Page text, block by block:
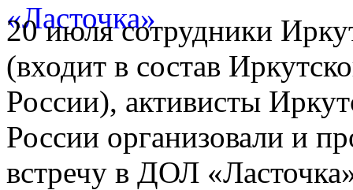
20 июля сотрудники
(входит в состав
России), активисты
России организовали и
встречу в ДОЛ